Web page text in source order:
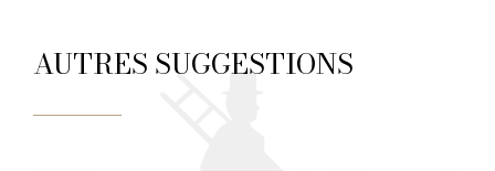
AUTRES SUGGESTIONS